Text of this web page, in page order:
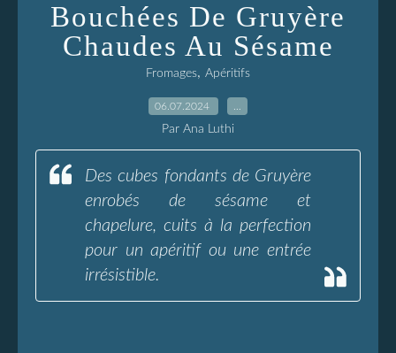
Bouchées De Gruyère
Chaudes Au Sésame
Fromages, Apéritifs
06.07.2024
Par Ana Luthi
Des cubes fondants de Gruyère
enrobés de sésame et
chapelure, cuits à la perfection
pour un apéritif ou une entrée
irrésistible.